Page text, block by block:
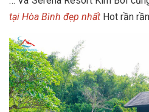
tại Hòa Bình đẹp nhất Hot rần